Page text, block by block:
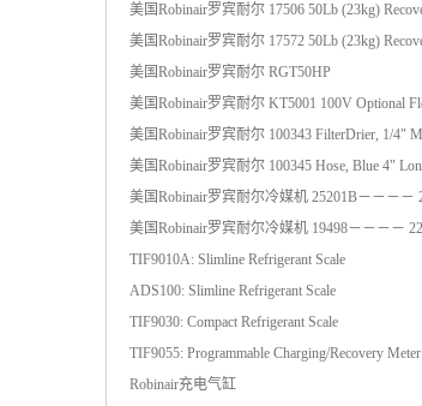
美国Robinair罗宾耐尔 17506 50Lb (23kg)
美国Robinair罗宾耐尔 17572 50Lb (23kg)
美国Robinair罗宾耐尔 RGT50HP
美国Robinair罗宾耐尔 KT5001 100V Optional
美国Robinair罗宾耐尔 100343 FilterDrier, 1/4"
美国Robinair罗宾耐尔 100345 Hose, Blue 4"
美国Robinair罗宾耐尔冷媒机 25201B－－－－
美国Robinair罗宾耐尔冷媒机 19498－－－－
TIF9010A: Slimline Refrigerant Scale
ADS100: Slimline Refrigerant Scale
TIF9030: Compact Refrigerant Scale
TIF9055: Programmable Charging/Recovery Meter
Robinair充电气缸